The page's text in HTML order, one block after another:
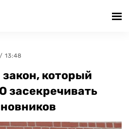
13:48
который
засекречивать